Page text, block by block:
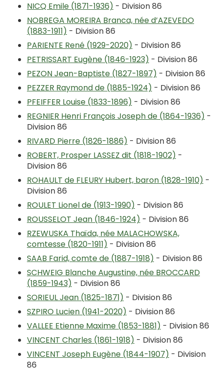
NICQ Emile (1871-1936) - Division 86
NOBREGA MOREIRA Branca, née d’AZEVEDO
(1883-1911) - Division 86
PARIENTE René (1929-2020) - Division 86
PETRISSART Eugène (1846-1923) - Division 86
PEZON Jean-Baptiste (1827-1897) - Division 86
PEZZER Raymond de (1885-1924) - Division 86
PFEIFFER Louise (1833-1896) - Division 86
REGNIER Henri François Joseph de (1864-1936) -
Division 86
RIVARD Pierre (1826-1886) - Division 86
ROBERT, Prosper LASSEZ dit (1818-1902) -
Division 86
ROHAULT de FLEURY Hubert, baron (1828-1910) -
Division 86
ROULET Lionel de (1913-1990) - Division 86
ROUSSELOT Jean (1846-1924) - Division 86
RZEWUSKA Thaïda, née MALACHOWSKA,
comtesse (1820-1911) - Division 86
SAAB Farid, comte de (1887-1918) - Division 86
SCHWEIG Blanche Augustine, née BROCCARD
(1859-1943) - Division 86
SORIEUL Jean (1825-1871) - Division 86
SZPIRO Lucien (1941-2020) - Division 86
VALLEE Etienne Maxime (1853-1881) - Division 86
VINCENT Charles (1861-1918) - Division 86
VINCENT Joseph Eugène (1844-1907) - Division
86